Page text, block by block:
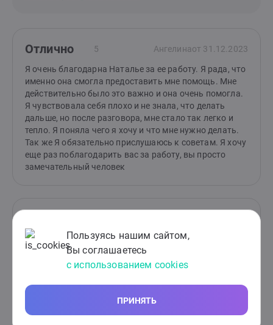
Пользуясь нашим сайтом,
Вы соглашаетесь
с использованием cookies
ПРИНЯТЬ
Отлично 5 Ангелинаот 31.12.2023
Я очень благодарна Наталье за ее работу. Я рада, что
именно она смогла предоставить мне помощь. Мне
действительно было это важно и она очень помогла.
Я чувствовала себя плохо и не знала, что делать
дальше, но после разговора, мне стало так легко и
тепло. Я поняла чего я хочу и что мне нужно делать.
Так же Я обязательно прислушаюсь к советам. Я хочу
еще раз поблагодарить вас за работу, вы просто
замечательный человек
Общение с таким психологом придало мне лёгкости,
уверенности, появилось настроение...! Ничего
лишнего в общении, всё по факту и и с пользой!
Отлично 5 Маринаот 17.10.2021